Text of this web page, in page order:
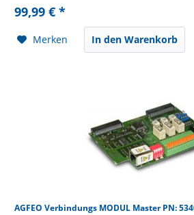
99,99 € *
Merken In den Warenkorb
AGFEO Verbindungs MODUL Master PN: